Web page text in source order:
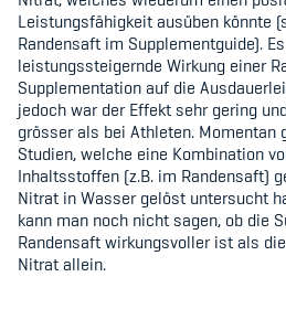
Leistungsfähigkeit ausüben könnte
Randensaft im Supplementguide).
leistungssteigernde Wirkung einer
Supplementation auf die
jedoch war der Effekt sehr gering
grösser als bei Athleten. Momentan
Studien, welche eine Kombination
Inhaltsstoffen (z.B. im Randensaft)
Nitrat in Wasser gelöst untersucht
kann man noch nicht sagen, ob die
Randensaft wirkungsvoller ist als
Nitrat allein.